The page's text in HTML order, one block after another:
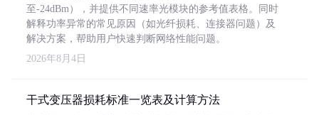
至-24dBm），并提供不同速率光模块的参考值表格。同时
解释功率异常的常见原因（如光纤损耗、连接器问题）及
解决方案，帮助用户快速判断网络性能问题。
2026年8月4日
干式变压器损耗标准一览表及计算方法